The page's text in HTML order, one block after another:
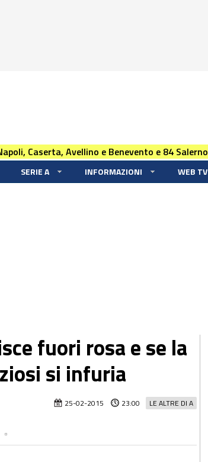
Caserta, Avellino e Benevento e 84 Salerno
SERIE A INFORMAZIONI WEB TV
fuori rosa e se la
si infuria
LE ALTRE DI A
25-02-2015 23:00